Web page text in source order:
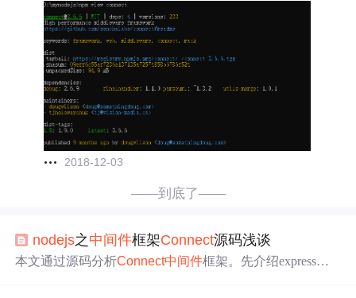
2018-12-03
——到底了——
nodejs之 中间件框架Connect源码浅谈
本文通过源码分析Connect中间件框架。先介绍express中